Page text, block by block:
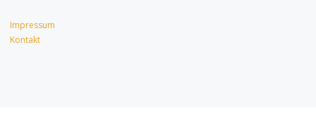
Impressum
Kontakt